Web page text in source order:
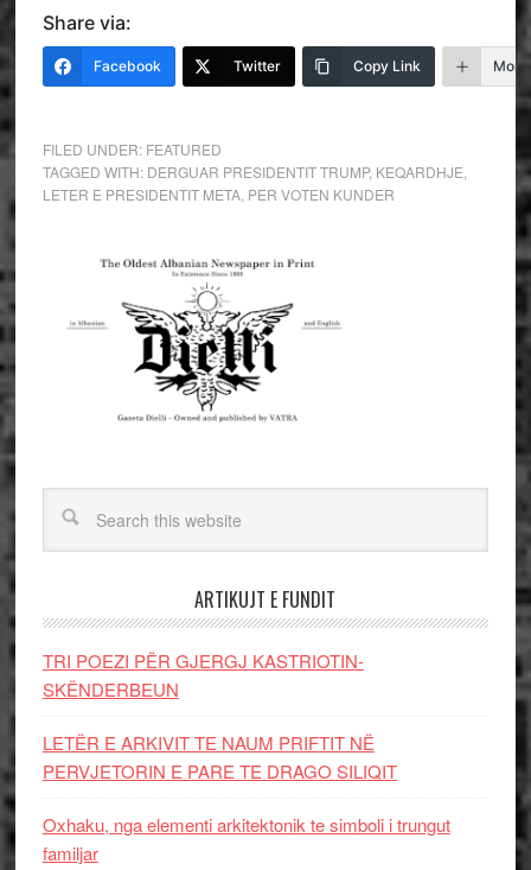
Share via:
Facebook Twitter Copy Link More
FILED UNDER: FEATURED
TAGGED WITH: DERGUAR PRESIDENTIT TRUMP, KEQARDHJE
LETER E PRESIDENTIT META, PER VOTEN KUNDER
ARTIKUJT E FUNDIT
TRI POEZI PËR GJERGJ KASTRIOTIN-
SKËNDERBEUN
LETËR E ARKIVIT TE NAUM PRIFTIT NË
PERVJETORIN E PARE TE DRAGO SILIQIT
Oxhaku, nga elementi arkitektonik te simboli i trungut
familjar